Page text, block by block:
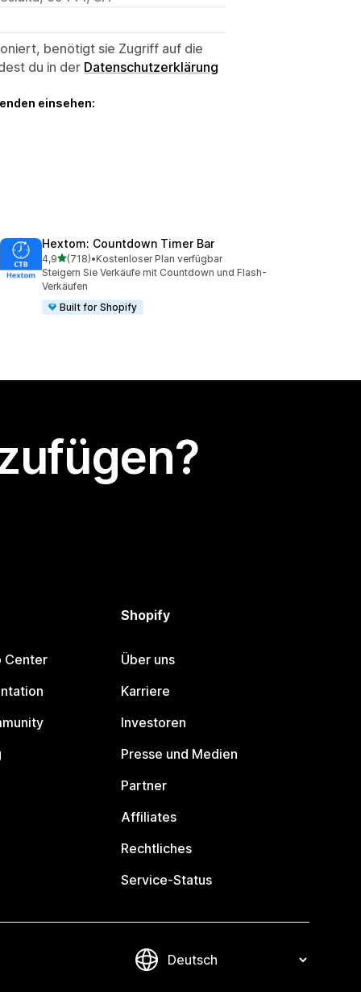
benötigt sie Zugriff auf die
du in der Datenschutzerklärung
einsehen:
Hextom: Countdown Timer Bar
4,9von 5 Sternen
(718)
718 Rezensionen insgesamt
•Kostenloser Plan verfügbar
Steigern Sie Verkäufe mit Countdown und Flash-
Verkäufen
Built for Shopify
Center
Shopify
Über uns
Karriere
Investoren
Presse und Medien
Partner
Affiliates
Rechtliches
Service-Status